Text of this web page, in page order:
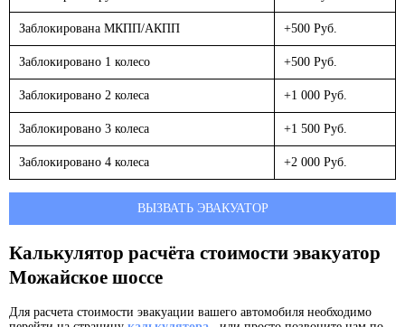
Заблокирована МКПП/АКПП +500 Руб.
Заблокировано 1 колесо +500 Руб.
Заблокировано 2 колеса +1 000 Руб.
Заблокировано 3 колеса +1 500 Руб.
Заблокировано 4 колеса +2 000 Руб.
ВЫЗВАТЬ ЭВАКУАТОР
Калькулятор расчёта стоимости эвакуатор
Можайское шоссе
Для расчета стоимости эвакуации вашего автомобиля необходимо